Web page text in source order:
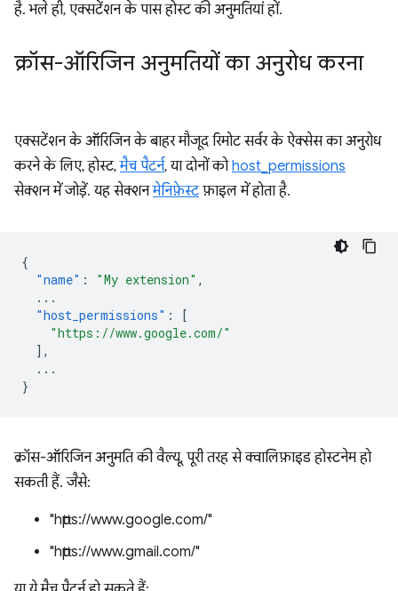
है. भले ही, एक्सटेंशन के पास होस्ट की अनुमतियां हों.
क्रॉस-ऑरिजिन अनुमतियों का अनुरोध करना
एक्सटेंशन के ऑरिजिन के बाहर मौजूद रिमोट सर्वर के ऐक्सेस का अनुरोध
करने के लिए, होस्ट,मैच पैटर्न, या दोनों कोhost_permissions
सेक्शन में जोड़ें. यह सेक्शनमेनिफ़ेस्टफ़ाइल में होता है.
{
"name" : "My extension" ,
...
"host_permissions" :
[
"https://www.google.com/"
],
...
}
क्रॉस-ऑरिजिन अनुमति की वैल्यू, पूरी तरह से क्वालिफ़ाइड होस्टनेम हो
सकती हैं. जैसे:
"https://www.google.com/"
"https://www.gmail.com/"